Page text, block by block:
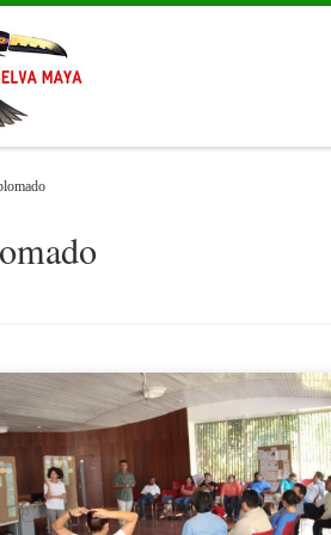
de proporcionar herramientas para mejorar tanto la
al interior de sus propias instituciones, como la coordinación
interinstitucional, a favor de la conservación de los
naturales de la Selva Maya trinacional (Belice, Guatemala y